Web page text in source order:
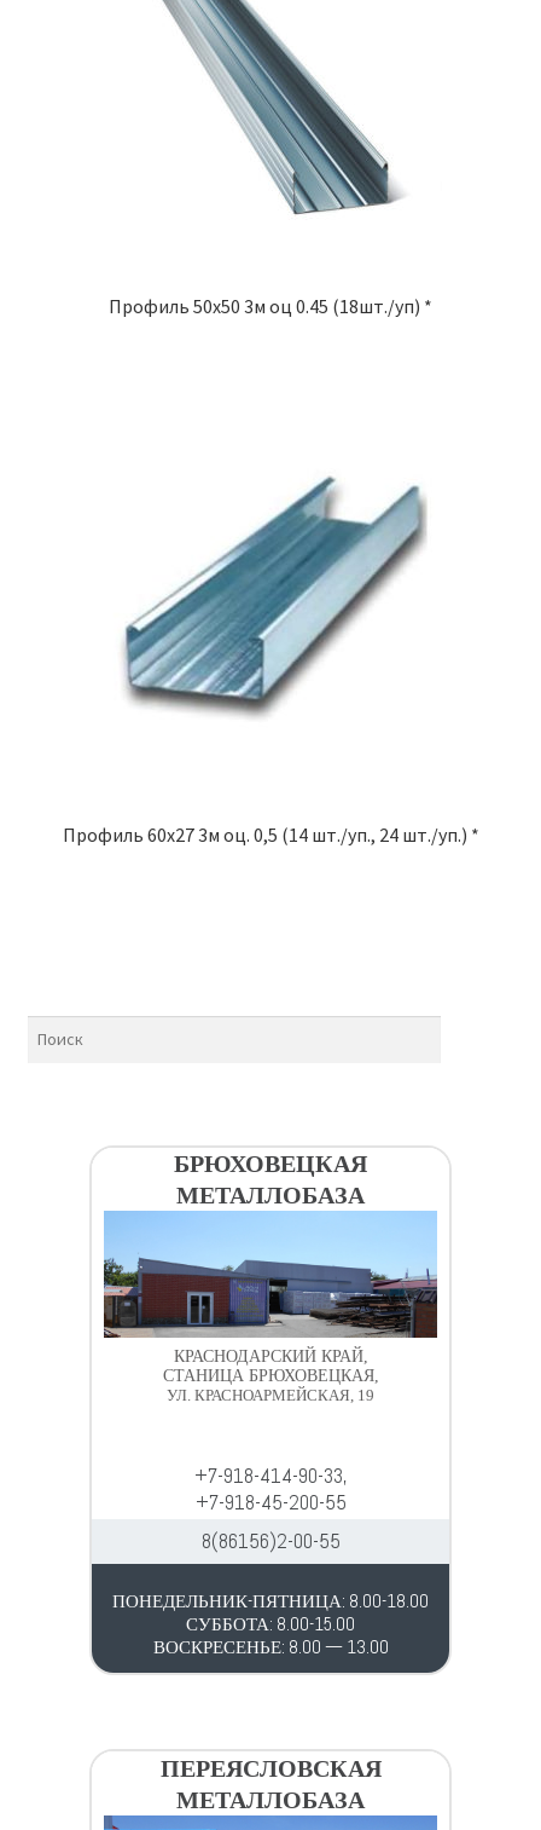
Профиль 50х50 3м оц 0.45 (18шт./уп) *
Профиль 60х27 3м оц. 0,5 (14 шт./уп., 24 шт./уп.) *
БРЮХОВЕЦКАЯ
МЕТАЛЛОБАЗА
КРАСНОДАРСКИЙ КРАЙ,
СТАНИЦА БРЮХОВЕЦКАЯ,
УЛ. КРАСНОАРМЕЙСКАЯ, 19
+7-918-414-90-33,
+7-918-45-200-55
8(86156)2-00-55
ПОНЕДЕЛЬНИК-ПЯТНИЦА: 8.00-18.00
СУББОТА: 8.00-15.00
ВОСКРЕСЕНЬЕ: 8.00 — 13.00
ПЕРЕЯСЛОВСКАЯ
МЕТАЛЛОБАЗА